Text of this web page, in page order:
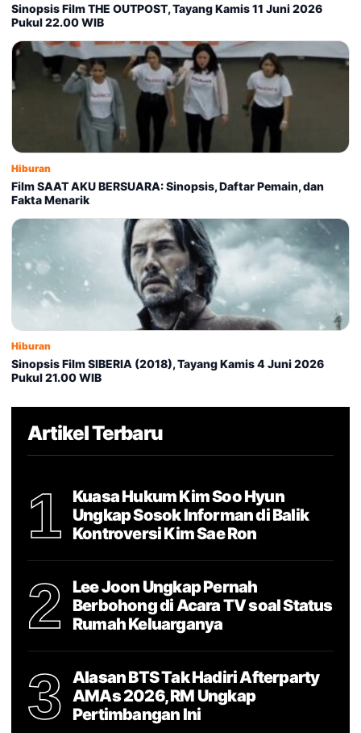
Sinopsis Film THE OUTPOST, Tayang Kamis 11 Juni 2026
Pukul 22.00 WIB
Hiburan
Film SAAT AKU BERSUARA: Sinopsis, Daftar Pemain, dan
Fakta Menarik
Hiburan
Sinopsis Film SIBERIA (2018), Tayang Kamis 4 Juni 2026
Pukul 21.00 WIB
Artikel Terbaru
1
Kuasa Hukum Kim Soo Hyun
Ungkap Sosok Informan di Balik
Kontroversi Kim Sae Ron
2
Lee Joon Ungkap Pernah
Berbohong di Acara TV soal Status
Rumah Keluarganya
3
Alasan BTS Tak Hadiri Afterparty
AMAs 2026, RM Ungkap
Pertimbangan Ini